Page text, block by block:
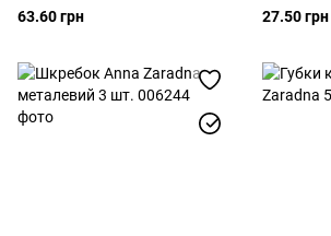
63.60 грн 27.50 грн